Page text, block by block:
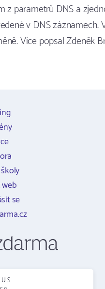
z parametrů DNS a
v DNS záznamech.
Více popsal Zdeněk
se